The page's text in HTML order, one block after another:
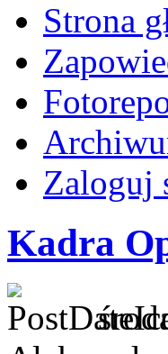
Strona
Zaloguj
Kadra